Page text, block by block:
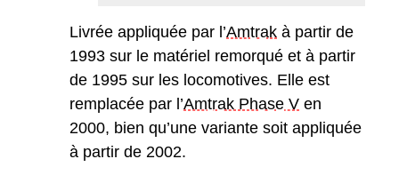
Livrée appliquée par l’Amtrak à partir de
1993 sur le matériel remorqué et à partir
de 1995 sur les locomotives. Elle est
remplacée par l’Amtrak Phase V en
2000, bien qu’une variante soit appliquée
à partir de 2002.